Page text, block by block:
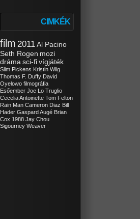
CIMKÉK
film 2011Al Pacino
Seth Rogen mozi
dráma sci-fivígjáték
Slim Pickens Kristin Wiig
Thomas F. Duffy David
Oyelowo filmográfia
Esőember Joe Lo Truglio
Cecelia Antoinette Tom Felton
Rain Man Cameron Diaz Bill
Hader Gaspard Augé Brian
Cox 1988 Jay Chou
Sigourney Weaver